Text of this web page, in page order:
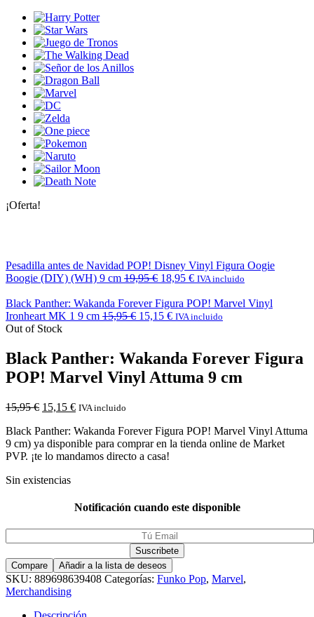
¡Oferta!
Pesadilla antes de Navidad POP! Disney Vinyl Figura Oogie
Boogie (DIY) (WH) 9 cm 19,95€ 18,95 € IVA incluido
Black Panther: Wakanda Forever Figura POP! Marvel Vinyl
Ironheart MK 1 9 cm 15,95€ 15,15 € IVA incluido
Out of Stock
Black Panther: Wakanda Forever Figura
POP! Marvel Vinyl Attuma 9 cm
15,95€ 15,15 € IVA incluido
Black Panther: Wakanda Forever Figura POP! Marvel Vinyl Attuma
9 cm) ya disponible para comprar en la tienda online de Market
PVP. ¡te lo mandamos directo a casa!
Sin existencias
Notificación cuando este disponible
Compare Añadir a la lista de deseos
SKU: 889698639408 Categorías: Funko Pop, Marvel,
Merchandising